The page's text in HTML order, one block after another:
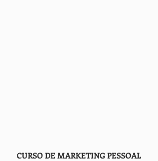
    CURSO DE MARKETING PESSOAL